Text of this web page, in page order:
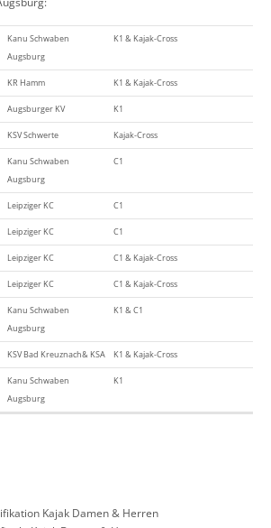
Kanu Schwaben
Augsburg
K1 & Kajak-Cross
KR Hamm K1 & Kajak-Cross
Augsburger KV K1
KSV Schwerte Kajak-Cross
Kanu Schwaben
Augsburg
C1
Leipziger KC C1
Leipziger KC C1
Leipziger KC C1 & Kajak-Cross
Leipziger KC C1 & Kajak-Cross
Kanu Schwaben
Augsburg
K1 & C1
KSV Bad Kreuznach& KSA K1 & Kajak-Cross
Kanu Schwaben
Augsburg
K1
Kajak Damen & Herren